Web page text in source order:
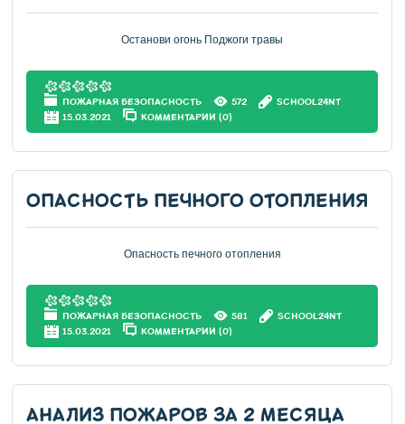
Останови огонь Поджоги травы
ПОЖАРНАЯ БЕЗОПАСНОСТЬ 572
SCHOOL24NT
15.03.2021
КОММЕНТАРИИ (0)
ОПАСНОСТЬ ПЕЧНОГО ОТОПЛЕНИЯ
Опасность печного отопления
ПОЖАРНАЯ БЕЗОПАСНОСТЬ 581
SCHOOL24NT
15.03.2021
КОММЕНТАРИИ (0)
АНАЛИЗ ПОЖАРОВ ЗА 2 МЕСЯЦА